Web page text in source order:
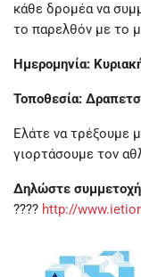
κάθε δρομέα να
το παρελθόν με το
Ημερομηνία:
Τοποθεσία:
Ελάτε να τρέξουμε
γιορτάσουμε τον
Δηλώστε
???? http://